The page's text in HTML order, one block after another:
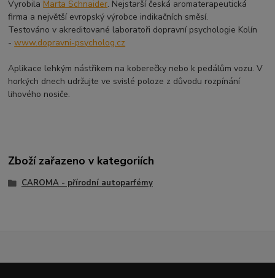
Vyrobila Marta Schnaider. Nejstarší česká aromaterapeutická
firma a největší evropský výrobce indikačních směsí.
Testováno v akreditované laboratoři dopravní psychologie Kolín
-www.dopravni-psycholog.cz
Aplikace lehkým nástřikem na koberečky nebo k pedálům vozu. V
horkých dnech udržujte ve svislé poloze z důvodu rozpínání
lihového nosiče.
Zboží zařazeno v kategoriích
CAROMA - přírodní autoparfémy